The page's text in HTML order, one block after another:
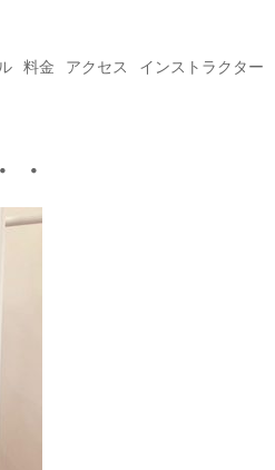
料金 アクセス インストラクター